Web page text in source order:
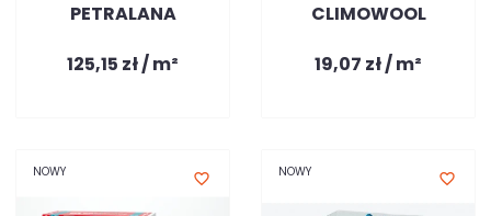
PETRALANA
125,15 zł / m²
CLIMOWOOL
19,07 zł / m²
NOWY favorite_border NOWY favorite_border